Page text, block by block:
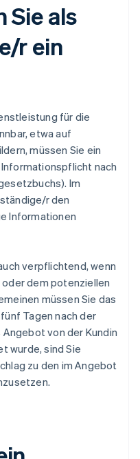
Sie als
r ein
für die
etwa auf
müssen Sie ein
nach
Im
r den
Informationen
verpflichtend, wenn
dem potenziellen
müssen Sie das
Tagen nach der
von der Kundin
wurde, sind Sie
zu den im Angebot